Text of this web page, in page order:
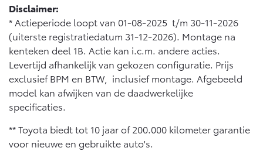
Disclaimer:
* Actieperiode loopt van 01-08-2025 t/m 30-11-2026
(uiterste registratiedatum 31-12-2026). Montage na
kenteken deel 1B. Actie kan i.c.m. andere acties.
Levertijd afhankelijk van gekozen configuratie. Prijs
exclusief BPM en BTW, inclusief montage. Afgebeeld
model kan afwijken van de daadwerkelijke
specificaties.
** Toyota biedt tot 10 jaar of 200.000 kilometer garantie
voor nieuwe en gebruikte auto's.